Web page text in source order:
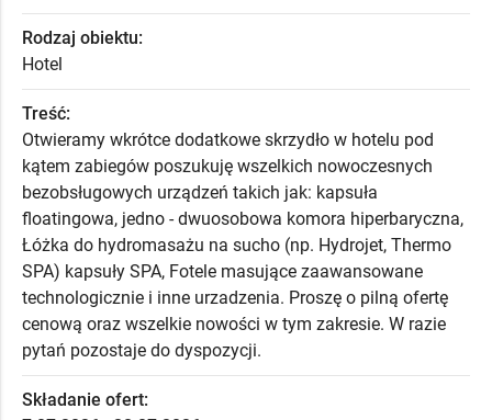
Rodzaj obiektu:
Hotel
Treść:
Otwieramy wkrótce dodatkowe skrzydło w hotelu pod
kątem zabiegów poszukuję wszelkich nowoczesnych
bezobsługowych urządzeń takich jak: kapsuła
floatingowa, jedno - dwuosobowa komora hiperbaryczna,
Łóżka do hydromasażu na sucho (np. Hydrojet, Thermo
SPA) kapsuły SPA, Fotele masujące zaawansowane
technologicznie i inne urzadzenia. Proszę o pilną ofertę
cenową oraz wszelkie nowości w tym zakresie. W razie
pytań pozostaje do dyspozycji.
Składanie ofert: